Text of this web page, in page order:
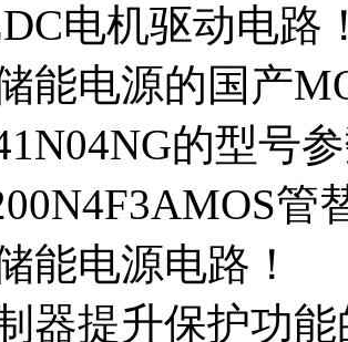
电机驱动电路
能电源的国产
的型号
管
能电源电路！
器提升保护功